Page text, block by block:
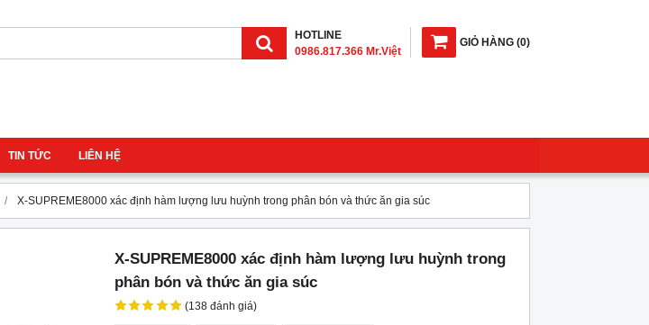
GIỎ HÀNG (0)
HOTLINE
0986.817.366 Mr.Việt
TIN TỨC LIÊN HỆ
X-SUPREME8000 xác định hàm lượng lưu huỳnh trong phân bón và thức ăn gia súc
X-SUPREME8000 xác định hàm lượng lưu huỳnh trong
phân bón và thức ăn gia súc
(138 đánh giá)